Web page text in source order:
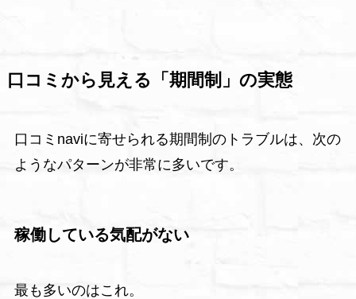
口コミから見える「期間制」の実態
口コミnaviに寄せられる期間制のトラブルは、次の
ようなパターンが非常に多いです。
稼働している気配がない
最も多いのはこれ。